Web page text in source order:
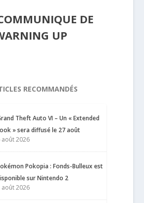
DE
UP
RECOMMANDÉS
Theft Auto VI – Un « Extended
» sera diffusé le 27 août
août 2026
Pokopia : Fonds-Bulleux est
sur Nintendo 2
août 2026